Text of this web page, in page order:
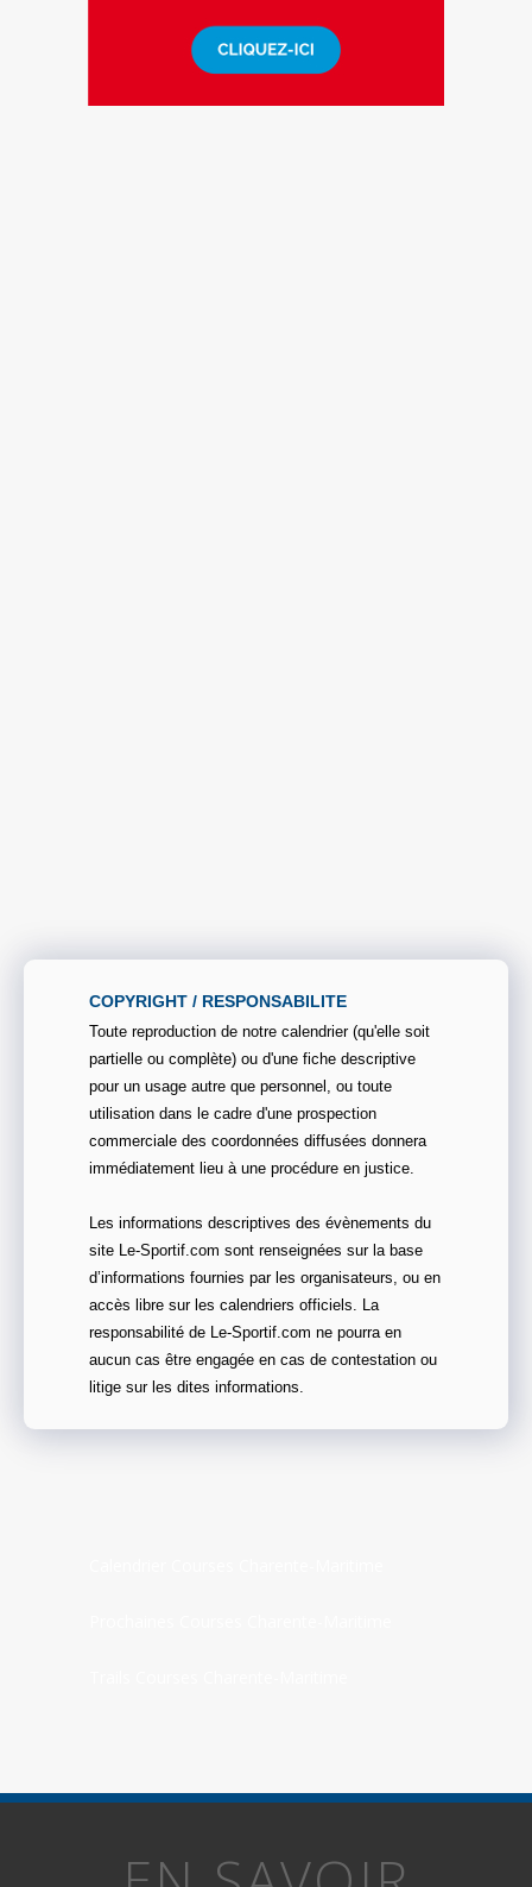
COPYRIGHT / RESPONSABILITE
Toute reproduction de notre calendrier (qu'elle soit
partielle ou complète) ou d'une fiche descriptive
pour un usage autre que personnel, ou toute
utilisation dans le cadre d'une prospection
commerciale des coordonnées diffusées donnera
immédiatement lieu à une procédure en justice.
Les informations descriptives des évènements du
site Le-Sportif.com sont renseignées sur la base
d’informations fournies par les organisateurs, ou en
accès libre sur les calendriers officiels. La
responsabilité de Le-Sportif.com ne pourra en
aucun cas être engagée en cas de contestation ou
litige sur les dites informations.